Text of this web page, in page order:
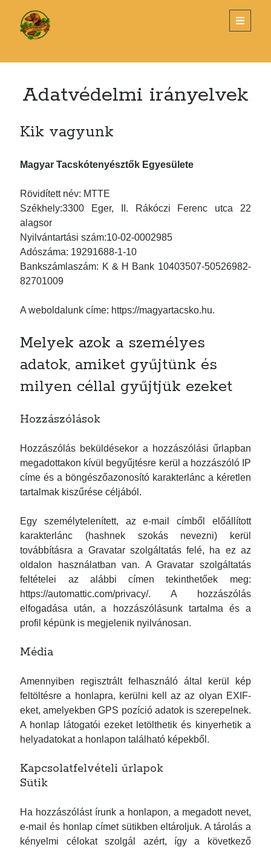
Magyar
Tacskótenyésztők
Egyesülete
open
primary
Sidebar
Search
Tenyészszemle Budapest
Éves Klubvacsora és Díjkiosztó – 2026. március 26.
Új alombejelentő nyomtatvány
TENYÉSZSZEMLE- SZENTLŐRINC
KATEGÓRIÁK
Egyebek
Tenyésztési csoport
2026 március
2026 február
2026 január
2025 november
2025 október
2025 szeptember
2025 augusztus
2025 július
2025 június
2025 február
2024 augusztus
2024 március
2024 február
2023 szeptember
2023 június
2023 március
2023 február
Adatvédelmi irányelvek
Kik vagyunk
Magyar Tacskótenyésztők Egyesülete
Rövidített név: MTTE
Székhely:3300 Eger, II. Rákóczi Ferenc utca 22
alagsor
Nyilvántartási szám:10-02-0002985
Adószáma: 19291688-1-10
Bankszámlaszám: K & H Bank 10403507-50526982-
82701009
A weboldalunk címe: https://magyartacsko.hu.
Melyek azok a személyes
adatok, amiket gyűjtünk és
milyen céllal gyűjtjük ezeket
Hozzászólások
Hozzászólás beküldésekor a hozzászólási űrlapban
megadottakon kívül begyűjtésre kerül a hozzászóló IP
címe és a böngészőazonosító karakterlánc a kéretlen
tartalmak kiszűrése céljából.
Egy személytelenített, az e-mail címből előállított
karakterlánc (hashnek szokás nevezni) kerül
továbbításra a Gravatar szolgáltatás felé, ha ez az
oldalon használatban van. A Gravatar szolgáltatás
feltételei az alábbi címen tekinthetőek meg:
https://automattic.com/privacy/. A hozzászólás
elfogadása után, a hozzászólásunk tartalma és a
profil képünk is megjelenik nyilvánosan.
Média
Amennyiben regisztrált felhasználó által kerül kép
feltöltésre a honlapra, kerülni kell az az olyan EXIF-
eket, amelyekben GPS pozíció adatok is szerepelnek.
A honlap látogatói ezeket letölthetik és kinyerhetik a
helyadatokat a honlapon található képekből.
Kapcsolatfelvételi űrlapok
Sütik
Ha hozzászólást írunk a honlapon, a megadott nevet,
e-mail és honlap címet sütikben eltároljuk. A tárolás a
kényelmi célokat szolgál azért, így a következő